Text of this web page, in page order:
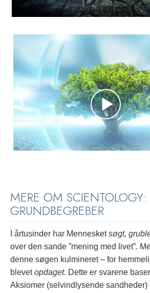
MERE OM
GRUNDBEGREBER
I årtusinder har Mennesketsøgt,
over den sande ”mening med livet”.
denne søgen kulmineret – for
blevetopdaget. Dette ersvarene
Aksiomer (selvindlysende sandheder)